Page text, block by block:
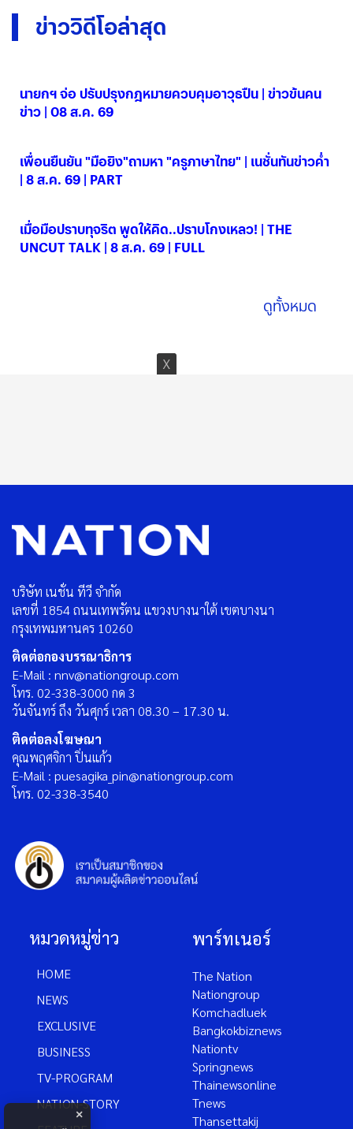
ข่าววิดีโอล่าสุด
นายกฯ จ่อ ปรับปรุงกฎหมายควบคุมอาวุธปืน | ข่าวข้นคน
ข่าว | 08 ส.ค. 69
เพื่อนยืนยัน "มือยิง"ถามหา "ครูภาษาไทย" | เนชั่นทันข่าวค่ำ
| 8 ส.ค. 69 | PART
เมื่อมือปราบทุจริต พูดให้คิด..ปราบโกงเหลว! | THE
UNCUT TALK | 8 ส.ค. 69 | FULL
ดูทั้งหมด
บริษัท เนชั่น ทีวี จำกัด
เลขที่ 1854 ถนนเทพรัตน แขวงบางนาใต้ เขตบางนา
กรุงเทพมหานคร 10260
ติดต่อกองบรรณาธิการ
E-Mail : nnv@nationgroup.com
โทร. 02-338-3000 กด 3
วันจันทร์ ถึง วันศุกร์ เวลา 08.30 – 17.30 น.
ติดต่อลงโฆษณา
คุณพฤศจิกา ปิ่นแก้ว
E-Mail : puesagika_pin@nationgroup.com
โทร. 02-338-3540
หมวดหมู่ข่าว
HOME
NEWS
EXCLUSIVE
BUSINESS
TV-PROGRAM
NATION-STORY
พาร์ทเนอร์
The Nation
Nationgroup
Komchadluek
Bangkokbiznews
Nationtv
Springnews
Thainewsonline
Tnews
Thansettakij
×